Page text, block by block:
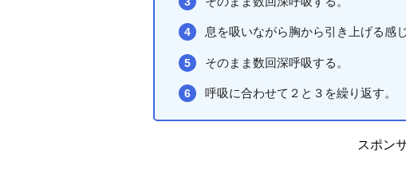
息を吸いながら胸から引き上げる感
そのまま数回深呼吸する。
呼吸に合わせて２と３を繰り返す。
スポン